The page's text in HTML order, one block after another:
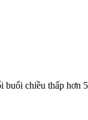
chiều thấp hơn